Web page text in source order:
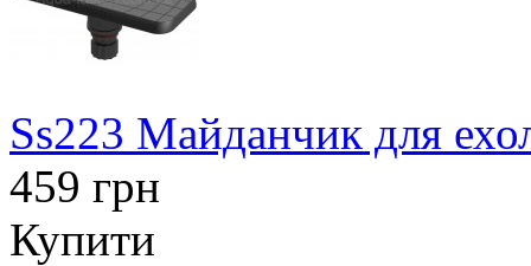
Ss223 Майданчик для
459 грн
Купити